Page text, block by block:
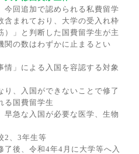
今回追加で認められる私費留学
含まれており、大学の受入れ枠
）」と判断した国費留学生が主
関の数はわずかに止まるとい
情」による入国を容認する対象
り、入国ができないことで修了
る国費留学生
早急な入国が必要な医学、生物
2 、 3年生等
了後、令和4年4 月に大学等へ入